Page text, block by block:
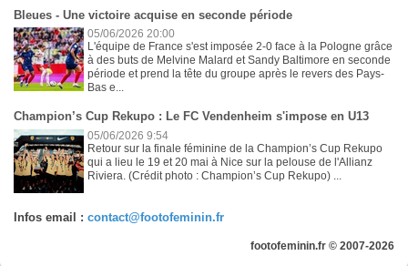
Bleues - Une victoire acquise en seconde période
05/06/2026 20:00
L'équipe de France s'est imposée 2-0 face à la Pologne grâce
à des buts de Melvine Malard et Sandy Baltimore en seconde
période et prend la tête du groupe après le revers des Pays-
Bas e...
Champion’s Cup Rekupo : Le FC Vendenheim s'impose en U13
05/06/2026 9:54
Retour sur la finale féminine de la Champion’s Cup Rekupo
qui a lieu le 19 et 20 mai à Nice sur la pelouse de l'Allianz
Riviera. (Crédit photo : Champion’s Cup Rekupo) ...
Infos email : contact@footofeminin.fr
footofeminin.fr © 2007-2026